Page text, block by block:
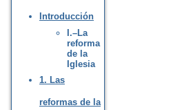
Introducción
I.–La
reforma
de la
Iglesia
1. Las
reformas de la